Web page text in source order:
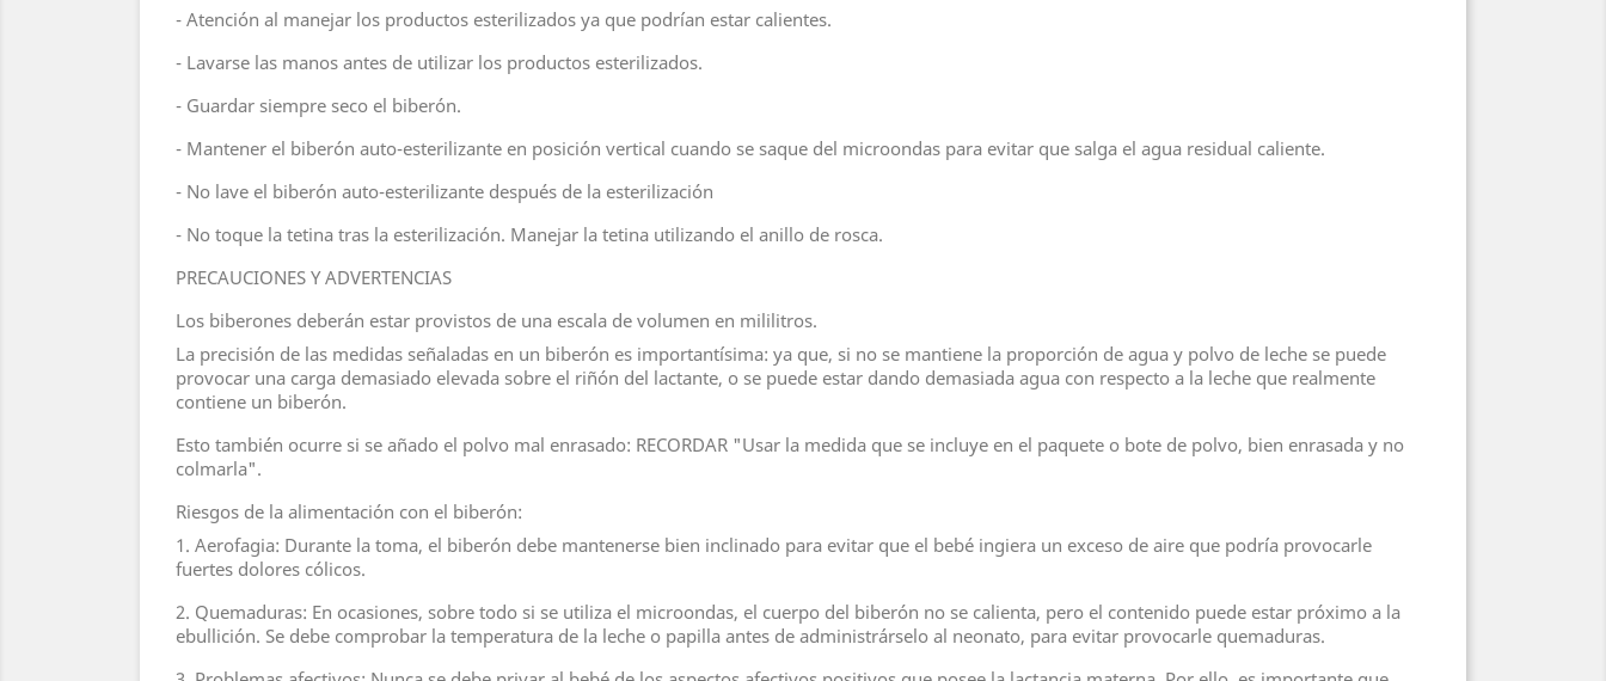
- Atención al manejar los productos esterilizados ya que podrían estar calientes.
- Lavarse las manos antes de utilizar los productos esterilizados.
- Guardar siempre seco el biberón.
- Mantener el biberón auto-esterilizante en posición vertical cuando se saque del microondas para evitar que salga el agua residual caliente.
- No lave el biberón auto-esterilizante después de la esterilización
- No toque la tetina tras la esterilización. Manejar la tetina utilizando el anillo de rosca.
PRECAUCIONES Y ADVERTENCIAS
Los biberones deberán estar provistos de una escala de volumen en mililitros.
La precisión de las medidas señaladas en un biberón es importantísima: ya que, si no se mantiene la proporción de agua y polvo de leche se puede
provocar una carga demasiado elevada sobre el riñón del lactante, o se puede estar dando demasiada agua con respecto a la leche que realmente
contiene un biberón.
Esto también ocurre si se añado el polvo mal enrasado: RECORDAR "Usar la medida que se incluye en el paquete o bote de polvo, bien enrasada y no
colmarla".
Riesgos de la alimentación con el biberón:
1. Aerofagia: Durante la toma, el biberón debe mantenerse bien inclinado para evitar que el bebé ingiera un exceso de aire que podría provocarle
fuertes dolores cólicos.
2. Quemaduras: En ocasiones, sobre todo si se utiliza el microondas, el cuerpo del biberón no se calienta, pero el contenido puede estar próximo a la
ebullición. Se debe comprobar la temperatura de la leche o papilla antes de administrárselo al neonato, para evitar provocarle quemaduras.